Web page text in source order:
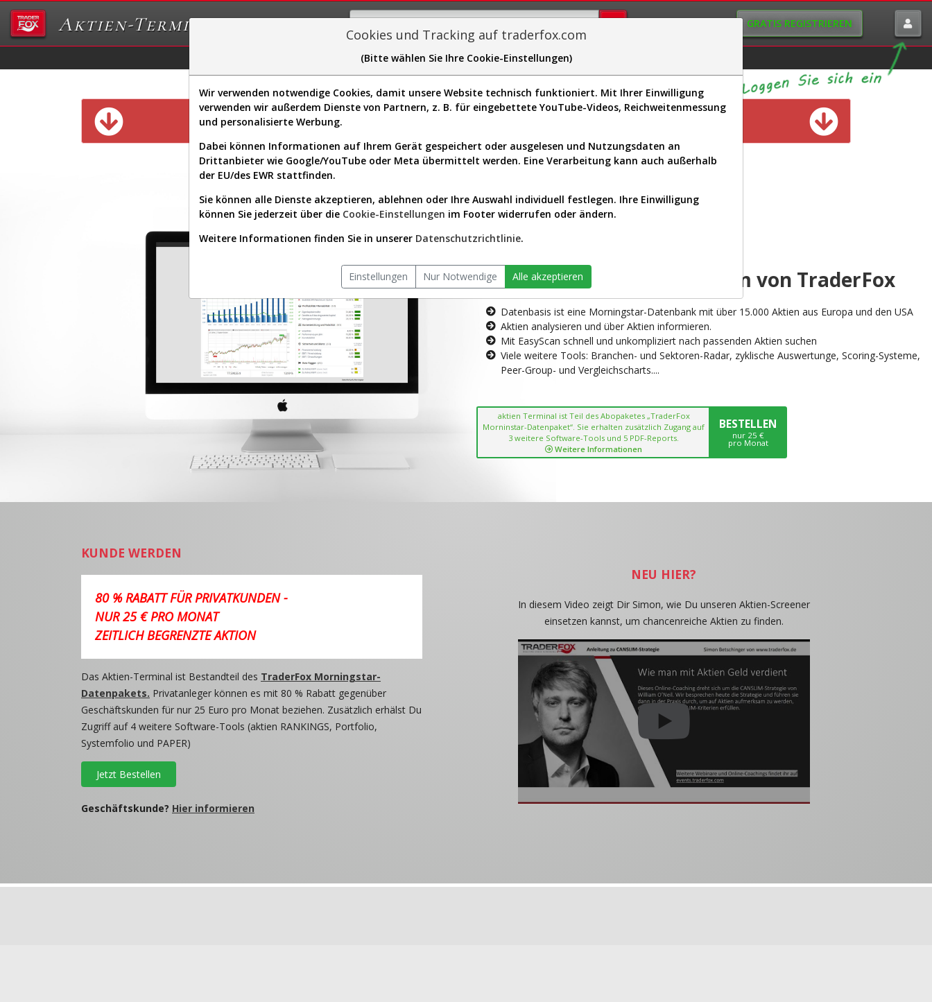
Aktien-Terminal GRATIS REGISTRIEREN
Sector-Spider Easy-Scan Visualizations
Diese Funktion ist nur für Premium-Kunden verfügbar
AKTIEN-TERMINAL
Die Aktienanalyse-Plattform von TraderFox
Datenbasis ist eine Morningstar-Datenbank mit über 15.000 Aktien aus Europa und den USA
Aktien analysieren und über Aktien informieren.
Mit EasyScan schnell und unkompliziert nach passenden Aktien suchen
Viele weitere Tools: Branchen- und Sektoren-Radar, zyklische Auswertunge, Scoring-Systeme,
Peer-Group- und Vergleichscharts....
aktien Terminal ist Teil des Abopaketes „TraderFox
Morninstar-Datenpaket“. Sie erhalten zusätzlich Zugang auf
3 weitere Software-Tools und 5 PDF-Reports.
Weitere Informationen
BESTELLEN
nur 25 €
pro Monat
KUNDE WERDEN
80 % RABATT FÜR PRIVATKUNDEN -
NUR 25 € PRO MONAT
ZEITLICH BEGRENZTE AKTION
Das Aktien-Terminal ist Bestandteil des TraderFox Morningstar-
Datenpakets. Privatanleger können es mit 80 % Rabatt gegenüber
Geschäftskunden für nur 25 Euro pro Monat beziehen. Zusätzlich erhälst Du
Zugriff auf 4 weitere Software-Tools (aktien RANKINGS, Portfolio,
Systemfolio und PAPER)
Jetzt Bestellen
Geschäftskunde? Hier informieren
NEU HIER?
In diesem Video zeigt Dir Simon, wie Du unseren Aktien-Screener
einsetzen kannst, um chancenreiche Aktien zu finden.
Cookies und Tracking auf traderfox.com
(Bitte wählen Sie Ihre Cookie-Einstellungen)
Wir verwenden notwendige Cookies, damit unsere Website technisch funktioniert. Mit Ihrer Einwilligung
verwenden wir außerdem Dienste von Partnern, z. B. für eingebettete YouTube-Videos, Reichweitenmessung
und personalisierte Werbung.
Dabei können Informationen auf Ihrem Gerät gespeichert oder ausgelesen und Nutzungsdaten an
Drittanbieter wie Google/YouTube oder Meta übermittelt werden. Eine Verarbeitung kann auch außerhalb
der EU/des EWR stattfinden.
Sie können alle Dienste akzeptieren, ablehnen oder Ihre Auswahl individuell festlegen. Ihre Einwilligung
können Sie jederzeit über die Cookie-Einstellungen im Footer widerrufen oder ändern.
Weitere Informationen finden Sie in unserer Datenschutzrichtlinie.
Einstellungen Nur Notwendige Alle akzeptieren